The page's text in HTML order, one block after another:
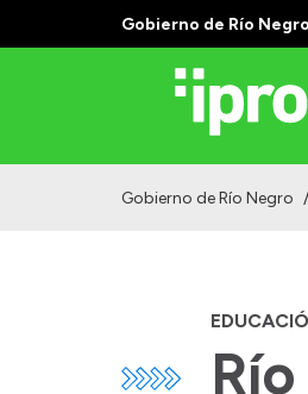
Gobierno de Río Negro
Gobierno de Río Negro /